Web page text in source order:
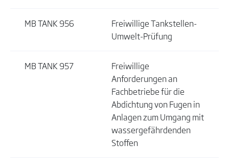
MB TANK 956
Freiwillige Tankstellen-
Umwelt-Prüfung
MB TANK 957
Freiwillige
Anforderungen an
Fachbetriebe für die
Abdichtung von Fugen in
Anlagen zum Umgang mit
wassergefährdenden
Stoffen